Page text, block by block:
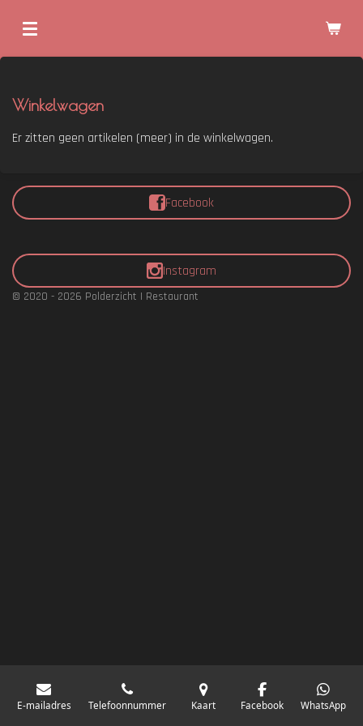
direct
naar
hoofdinhoud
Winkelwagen
Er zitten geen artikelen (meer) in de winkelwagen.
Facebook
Instagram
© 2020 - 2026 Polderzicht | Restaurant
E-mailadres Telefoonnummer Kaart Facebook WhatsApp